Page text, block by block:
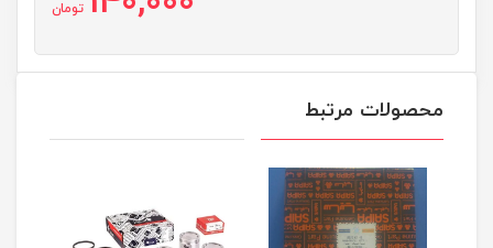
تومان
محصولات مرتبط